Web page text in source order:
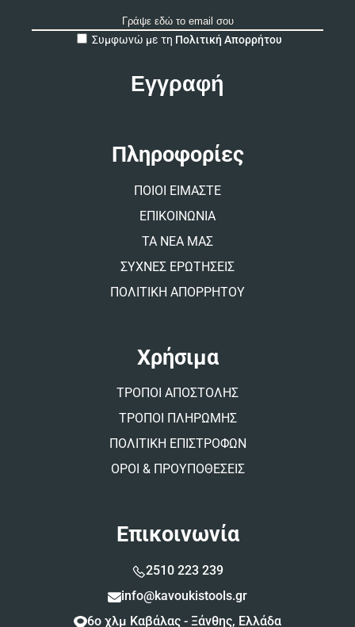
Συμφωνώ με τη Πολιτική Απορρήτου
Πληροφορίες
ΠΟΙΟΙ ΕΙΜΑΣΤΕ
ΕΠΙΚΟΙΝΩΝΙΑ
ΤΑ ΝΕΑ ΜΑΣ
ΣΥΧΝΕΣ ΕΡΩΤΗΣΕΙΣ
ΠΟΛΙΤΙΚΗ ΑΠΟΡΡΗΤΟΥ
Χρήσιμα
ΤΡΟΠΟΙ ΑΠΟΣΤΟΛΗΣ
ΤΡΟΠΟΙ ΠΛΗΡΩΜΗΣ
ΠΟΛΙΤΙΚΗ ΕΠΙΣΤΡΟΦΩΝ
ΟΡΟΙ & ΠΡΟΥΠΟΘΕΣΕΙΣ
Επικοινωνία
2510 223 239
info@kavoukistools.gr
6ο χλμ Καβάλας - Ξάνθης, Ελλάδα